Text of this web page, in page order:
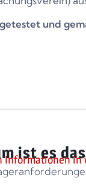
und
ist es
Informationen in